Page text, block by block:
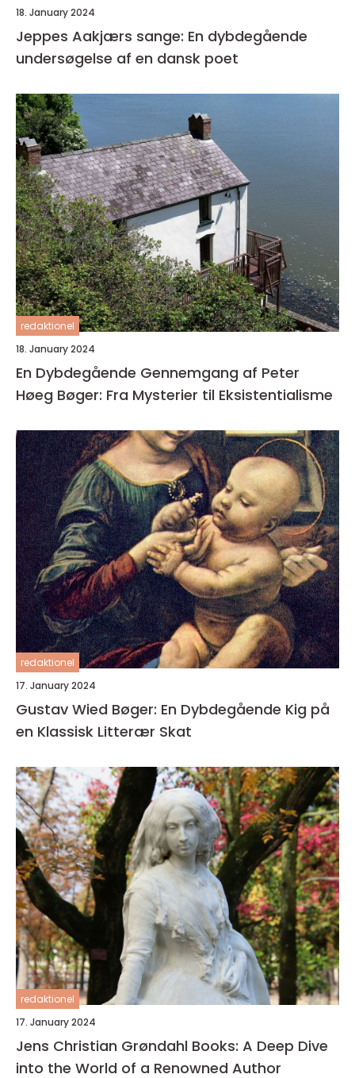
18. January 2024
Jeppes Aakjærs sange: En dybdegående
undersøgelse af en dansk poet
redaktionel
18. January 2024
En Dybdegående Gennemgang af Peter
Høeg Bøger: Fra Mysterier til Eksistentialisme
redaktionel
17. January 2024
Gustav Wied Bøger: En Dybdegående Kig på
en Klassisk Litterær Skat
redaktionel
17. January 2024
Jens Christian Grøndahl Books: A Deep Dive
into the World of a Renowned Author